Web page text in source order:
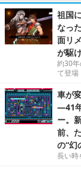
祖国
なっ
面リ
が駆
約30
て登場
車が
―41
ー。
前、
の“幻
長い時